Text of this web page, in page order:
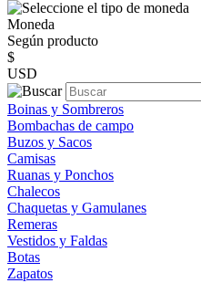
Moneda
Según producto
$
USD
Boinas y Sombreros
Bombachas de campo
Buzos y Sacos
Camisas
Ruanas y Ponchos
Chalecos
Chaquetas y Gamulanes
Remeras
Vestidos y Faldas
Botas
Zapatos